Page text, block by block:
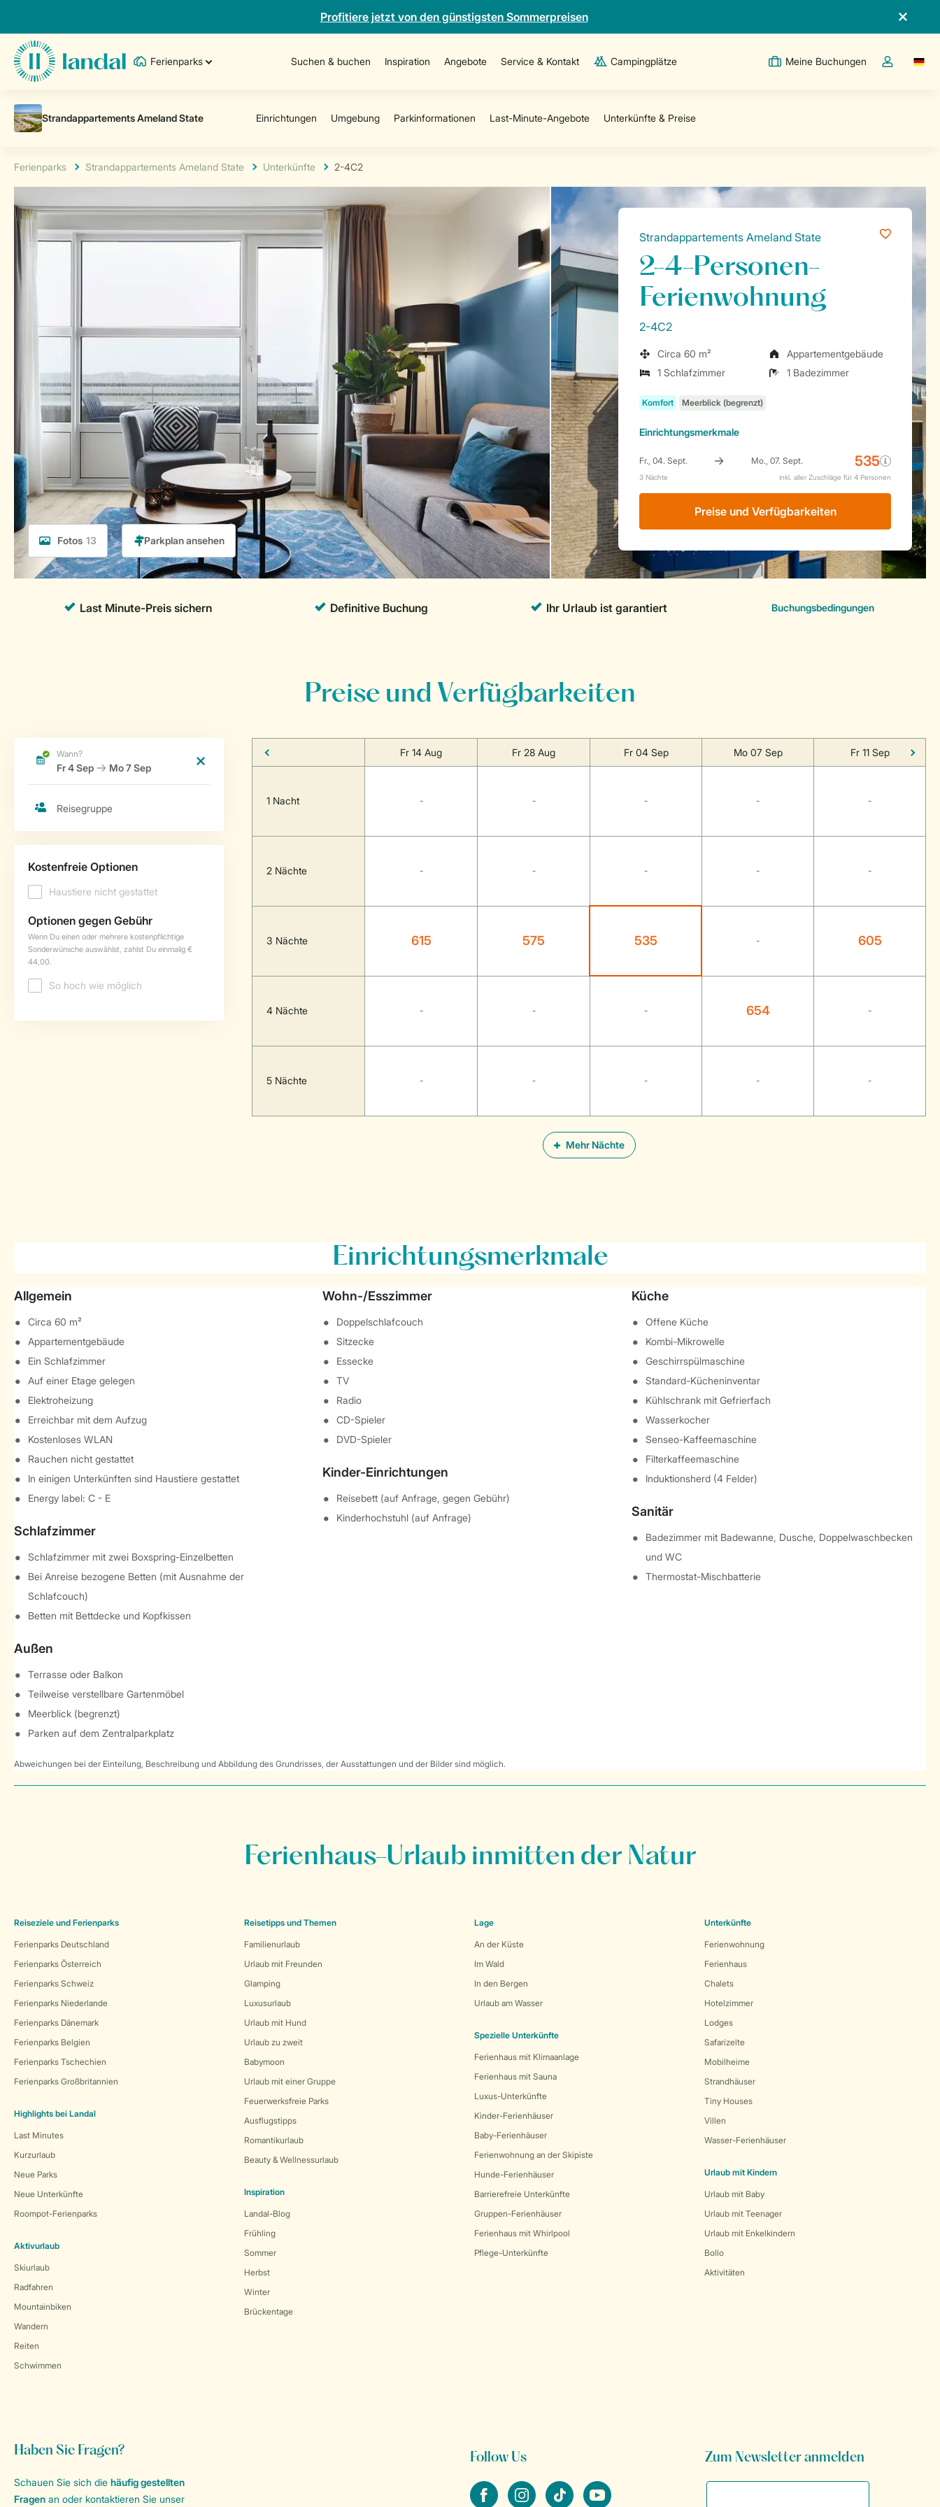
Profitiere jetzt von den günstigsten Sommerpreisen
Ferienparks Suchen & buchen Inspiration Angebote Service & Kontakt Campingplätze Meine Buchungen
Dropdown-
Ferienparks Strandappartements Ameland State Unterkünfte 2-4C2
Fotos 13
Strandappartements Ameland State
2-4-Personen-
Ferienwohnung
2-4C2
Circa 60 m²
Appartementgebäude
1 Schlafzimmer
1 Badezimmer
Einrichtungsmerkmale
Preise und Verfügbarkeiten
Preise und Verfügbarkeiten
Mehr Nächte
Fr 14 Aug Fr 28 Aug Fr 04 Sep Mo 07 Sep Fr 11 Sep
1 Nacht - - - - -
2 Nächte - - - - -
3 Nächte 615 575 535 - 605
4 Nächte - - - 654 -
5 Nächte - - - - -
Einrichtungsmerkmale
Allgemein
Circa 60 m²
Appartementgebäude
Ein Schlafzimmer
Auf einer Etage gelegen
Elektroheizung
Erreichbar mit dem Aufzug
Kostenloses WLAN
Rauchen nicht gestattet
In einigen Unterkünften sind Haustiere gestattet
Energy label: C - E
Schlafzimmer
Schlafzimmer mit zwei Boxspring-Einzelbetten
Bei Anreise bezogene Betten (mit Ausnahme der
Schlafcouch)
Betten mit Bettdecke und Kopfkissen
Außen
Terrasse oder Balkon
Teilweise verstellbare Gartenmöbel
Meerblick (begrenzt)
Parken auf dem Zentralparkplatz
Wohn-/Esszimmer
Doppelschlafcouch
Sitzecke
Essecke
TV
Radio
CD-Spieler
DVD-Spieler
Kinder-Einrichtungen
Reisebett (auf Anfrage, gegen Gebühr)
Kinderhochstuhl (auf Anfrage)
Küche
Offene Küche
Kombi-Mikrowelle
Geschirrspülmaschine
Standard-Kücheninventar
Kühlschrank mit Gefrierfach
Wasserkocher
Senseo-Kaffeemaschine
Filterkaffeemaschine
Induktionsherd (4 Felder)
Sanitär
Badezimmer mit Badewanne, Dusche, Doppelwaschbecken
und WC
Thermostat-Mischbatterie
Abweichungen bei der Einteilung, Beschreibung und Abbildung des Grundrisses, der Ausstattungen und der Bilder sind möglich.
Ferienhaus-Urlaub inmitten der Natur
Reiseziele und Ferienparks
Ferienparks Deutschland
Ferienparks Österreich
Ferienparks Schweiz
Ferienparks Niederlande
Ferienparks Dänemark
Ferienparks Belgien
Ferienparks Tschechien
Ferienparks Großbritannien
Highlights bei Landal
Last Minutes
Kurzurlaub
Neue Parks
Neue Unterkünfte
Roompot-Ferienparks
Aktivurlaub
Skiurlaub
Radfahren
Mountainbiken
Wandern
Reiten
Schwimmen
Reisetipps und Themen
Familienurlaub
Urlaub mit Freunden
Glamping
Luxusurlaub
Urlaub mit Hund
Urlaub zu zweit
Babymoon
Urlaub mit einer Gruppe
Feuerwerksfreie Parks
Ausflugstipps
Romantikurlaub
Beauty & Wellnessurlaub
Inspiration
Landal-Blog
Frühling
Sommer
Herbst
Winter
Brückentage
Lage
An der Küste
Im Wald
In den Bergen
Urlaub am Wasser
Spezielle Unterkünfte
Ferienhaus mit Klimaanlage
Ferienhaus mit Sauna
Luxus-Unterkünfte
Kinder-Ferienhäuser
Baby-Ferienhäuser
Ferienwohnung an der Skipiste
Hunde-Ferienhäuser
Barrierefreie Unterkünfte
Gruppen-Ferienhäuser
Ferienhaus mit Whirlpool
Pflege-Unterkünfte
Unterkünfte
Ferienwohnung
Ferienhaus
Chalets
Hotelzimmer
Lodges
Safarizelte
Mobilheime
Strandhäuser
Tiny Houses
Villen
Wasser-Ferienhäuser
Urlaub mit Kindern
Urlaub mit Baby
Urlaub mit Teenager
Urlaub mit Enkelkindern
Bollo
Aktivitäten
Haben Sie Fragen?
Schauen Sie sich die häufig gestellten
Fragen an oder kontaktieren Sie unser
Follow Us
facebookinstagramtiktok youtube
Zum Newsletter anmelden